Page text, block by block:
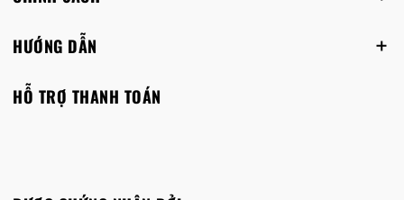
HƯỚNG DẪN
HỖ TRỢ THANH TOÁN